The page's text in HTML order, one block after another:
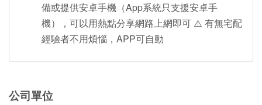
備或提供安卓手機（App系統只支援安卓手
機），可以用熱點分享網路上網即可 ⚠️ 有無宅配
經驗者不用煩惱，APP可自動
公司單位